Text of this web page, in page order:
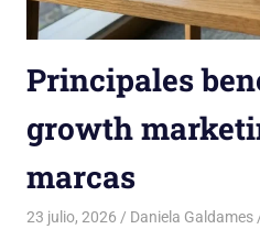
Principales
growth
marcas
23 julio, 2026 Daniela Galdames